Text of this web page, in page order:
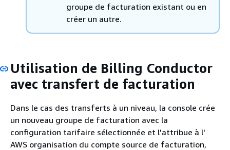
groupe de facturation existant ou en
créer un autre.
Utilisation de Billing Conductor
avec transfert de facturation
Dans le cas des transferts à un niveau, la console crée
un nouveau groupe de facturation avec la
configuration tarifaire sélectionnée et l'attribue à l'
AWS organisation du compte source de facturation,